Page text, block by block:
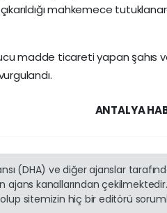
mahkemece
madde ticareti yapan şahıs
ANTALYA
(DHA) ve diğer ajanslar
kanallarından çekilmektedir.
sitemizin hiç bir editörü